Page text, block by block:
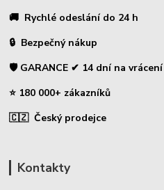
🚚 Rychlé odeslání do 24 h
🔒 Bezpečný nákup
🛡️ GARANCE ✔ 14 dní na vrácení
⭐ 180 000+ zákazníků
🇨🇿 Český prodejce
Kontakty